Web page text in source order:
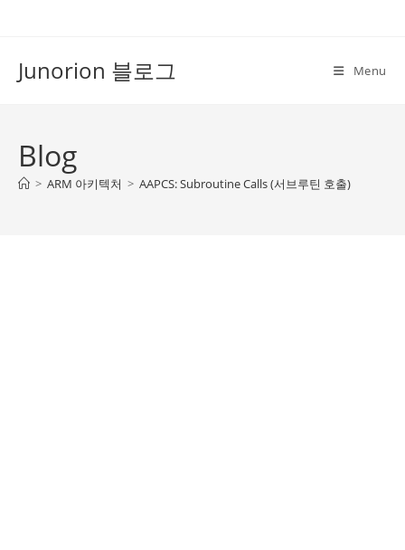
Junorion 블로그 Menu
Blog
> ARM 아키텍처 > AAPCS: Subroutine Calls (서브루틴 호출)